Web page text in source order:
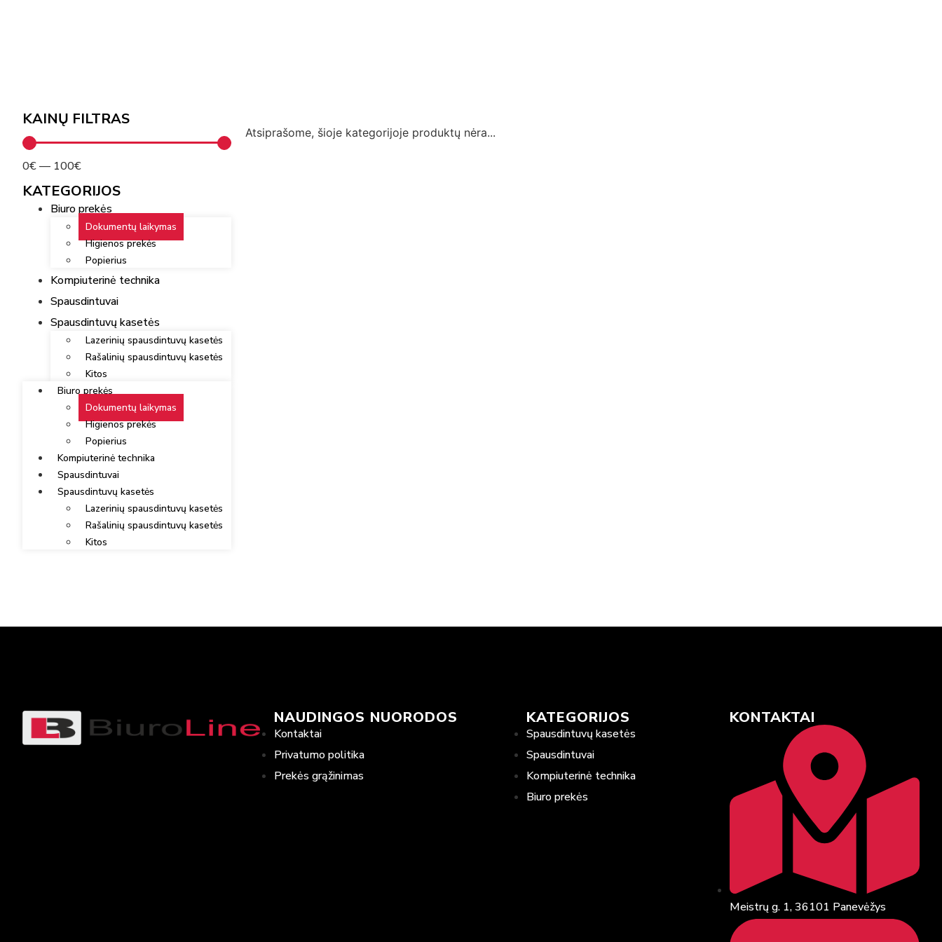
KAINŲ FILTRAS
0€— 100€
KATEGORIJOS
Biuro prekės
Dokumentų laikymas
Higienos prekės
Popierius
Kompiuterinė technika
Spausdintuvai
Spausdintuvų kasetės
Lazerinių spausdintuvų kasetės
Rašalinių spausdintuvų kasetės
Kitos
Biuro prekės
Dokumentų laikymas
Higienos prekės
Popierius
Kompiuterinė technika
Spausdintuvai
Spausdintuvų kasetės
Lazerinių spausdintuvų kasetės
Rašalinių spausdintuvų kasetės
Kitos
Atsiprašome, šioje kategorijoje produktų nėra...
NAUDINGOS NUORODOS
Kontaktai
Privatumo politika
Prekės grąžinimas
KATEGORIJOS
Spausdintuvų kasetės
Spausdintuvai
Kompiuterinė technika
Biuro prekės
KONTAKTAI
Meistrų g. 1, 36101 Panevėžys